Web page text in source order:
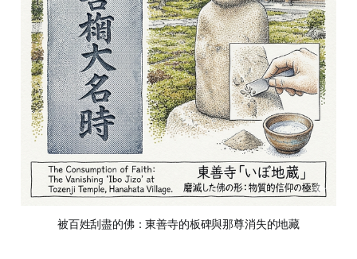
被百姓刮盡的佛：東善寺的板碑與那尊消失的地藏